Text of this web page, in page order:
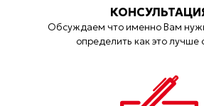
Обсуждаем что именно Вам
определить как это лучше